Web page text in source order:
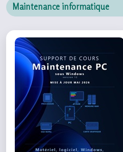
Maintenance informatique